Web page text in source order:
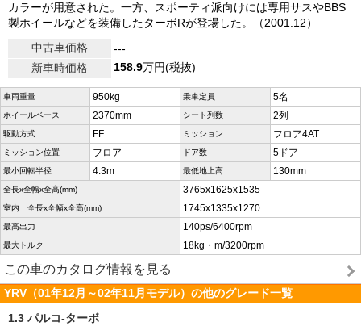
カラーが用意された。一方、スポーティ派向けには専用サスやBBS
製ホイールなどを装備したターボRが登場した。（2001.12）
中古車価格
---
新車時価格
158.9万円(税抜)
車両重量 950kg 乗車定員 5名
ホイールベース 2370mm シート列数 2列
駆動方式 FF ミッション フロア4AT
ミッション位置 フロア ドア数 5ドア
最小回転半径 4.3m 最低地上高 130mm
全長x全幅x全高(mm) 3765x1625x1535
室内 全長x全幅x全高(mm) 1745x1335x1270
最高出力 140ps/6400rpm
最大トルク 18kg・m/3200rpm
この車のカタログ情報を見る
YRV（01年12月～02年11月モデル）の他のグレード一覧
1.3 パルコ-ターボ